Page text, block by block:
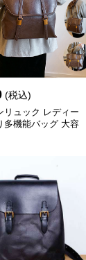
(税込)
リュック レディー
多機能バッグ 大容